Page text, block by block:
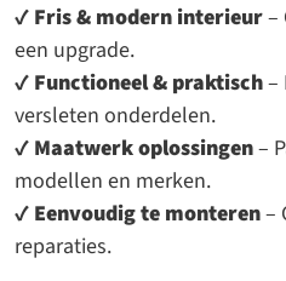
✔ Fris & modern interieur–
een upgrade.
✔ Functioneel & praktisch–
versleten onderdelen.
✔ Maatwerk oplossingen–
modellen en merken.
✔ Eenvoudig te monteren–
reparaties.